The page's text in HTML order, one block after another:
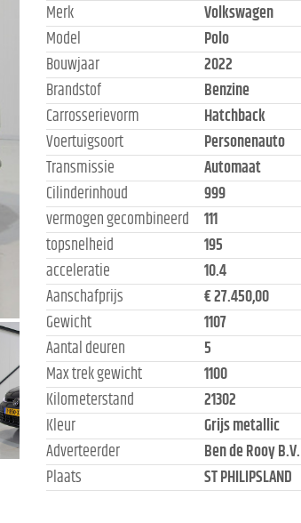
Merk
Volkswagen
Model
Polo
Bouwjaar
2022
Brandstof
Benzine
Carrosserievorm
Hatchback
Voertuigsoort
Personenauto
Transmissie
Automaat
Cilinderinhoud
999
vermogen gecombineerd
111
topsnelheid
195
acceleratie
10.4
Aanschafprijs
€ 27.450,00
Gewicht
1107
Aantal deuren
5
Max trek gewicht
1100
Kilometerstand
21302
Kleur
Grijs metallic
Adverteerder
Ben de Rooy B.V.
Plaats
ST PHILIPSLAND